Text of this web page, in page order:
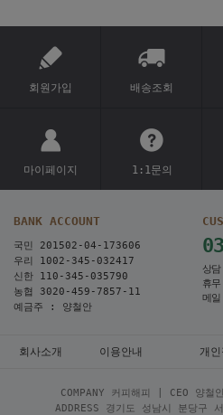
회원가입 배송조회
마이페이지 1:1문의
BANK ACCOUNT
국민 201502-04-173606
우리 1002-345-032417
신한 110-345-035790
농협 3020-459-7857-11
예금주 : 양철안
상
휴
메
회사소개 이용안내 개
COMPANY 커피해피 | CEO 양
ADDRESS 경기도 성남시 분당구